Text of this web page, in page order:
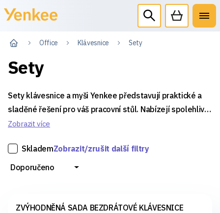
Office Klávesnice Sety
Sety
Sety klávesnice a myši Yenkee představují praktické a
sladěné řešení pro váš pracovní stůl. Nabízejí spolehlivý
výkon, jednotný design a pohodlné ovládání v jednom
připojení.
Zobrazit více
SklademZobrazit/zrušit další filtry
Doporučeno
ZVÝHODNĚNÁ SADA BEZDRÁTOVÉ KLÁVESNICE